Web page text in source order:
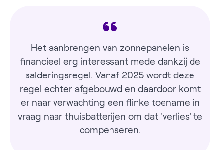
Het aanbrengen van zonnepanelen is
financieel erg interessant mede dankzij de
salderingsregel. Vanaf 2025 wordt deze
regel echter afgebouwd en daardoor komt
er naar verwachting een flinke toename in
vraag naar thuisbatterijen om dat 'verlies' te
compenseren.